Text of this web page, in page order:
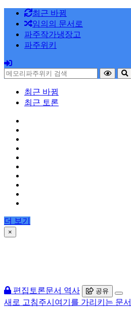
최근 바뀜
임의의 문서로
파주작가냉장고
파주위키
최근 바뀜
최근 토론
더 보기
×
편집 토론문서 역사 공유
새로 고침주시 여기를 가리키는 문서